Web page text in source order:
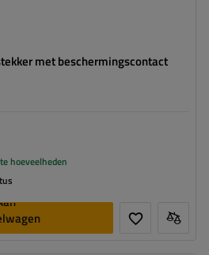
met beschermingscontact
hoeveelheden